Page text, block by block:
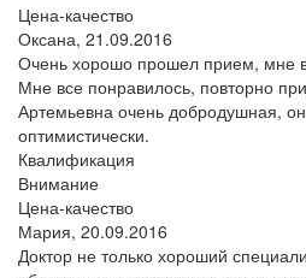
Цена-качество
Оксана, 21.09.2016
Очень хорошо прошел прием, мне
Мне все понравилось, повторно
Артемьевна очень добродушная,
оптимистически.
Квалификация
Внимание
Цена-качество
Мария, 20.09.2016
Доктор не только хороший